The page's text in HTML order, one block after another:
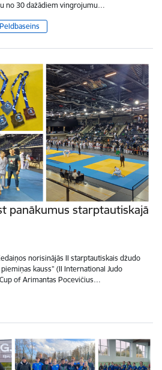
no 30 dažādiem vingrojumu…
Peldbaseins
panākumus starptautiskajā
norisinājās II starptautiskais džudo
kauss” (II International Judo
of Arimantas Pocevičius…